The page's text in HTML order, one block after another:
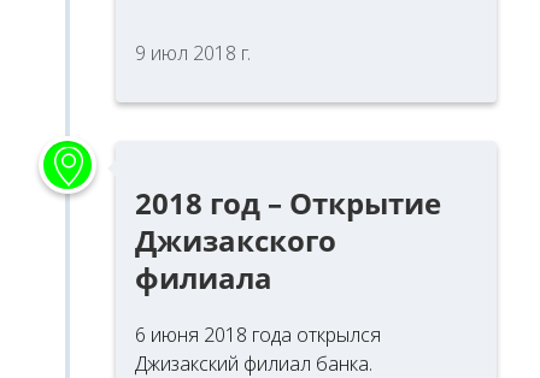
9 июл 2018 г.
2018 год – Открытие
Джизакского
филиала
6 июня 2018 года открылся
Джизакский филиал банка.